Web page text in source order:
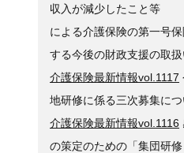
収入が減少したこと等
による介護保険の第一号
する今後の財政支援の取扱
介護保険最新情報vol.1117
地研修に係る三次募集に
介護保険最新情報vol.1116
の策定のための「集団研